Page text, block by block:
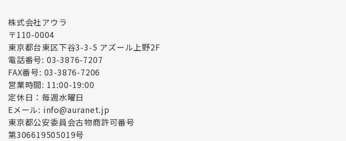
株式会社アウラ
〒110-0004
東京都台東区下谷3-3-5 アズール上野2F
電話番号: 03-3876-7207
FAX番号: 03-3876-7206
営業時間: 11:00-19:00
定休日：毎週水曜日
Eメール: info@auranet.jp
東京都公安委員会古物商許可番号
第306619505019号